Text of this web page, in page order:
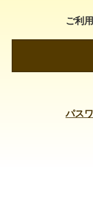
ご利
パス